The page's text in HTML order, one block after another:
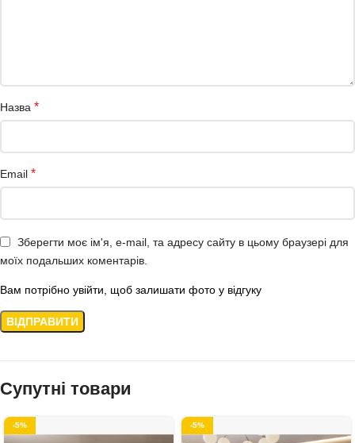
Назва *
Email *
Зберегти моє ім'я, e-mail, та адресу сайту в цьому браузері для
моїх подальших коментарів.
Вам потрібно увійти, щоб залишати фото у відгуку
Супутні товари
-5% -5%